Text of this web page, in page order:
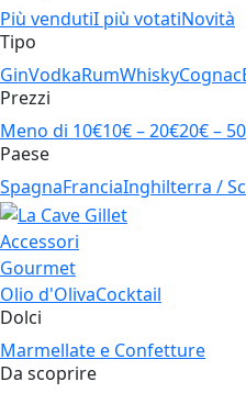
Più vendutiI più votatiNovità
Tipo
GinVodkaRumWhiskyCognac
Prezzi
Meno di 10€10€ – 20€20€ –
Paese
SpagnaFranciaInghilterra /
Accessori
Gourmet
Olio d'OlivaCocktail
Dolci
Marmellate e Confetture
Da scoprire